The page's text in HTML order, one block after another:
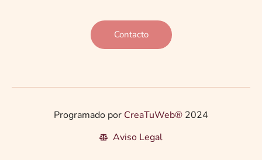
Contacto
Programado por CreaTuWeb® 2024
Aviso Legal